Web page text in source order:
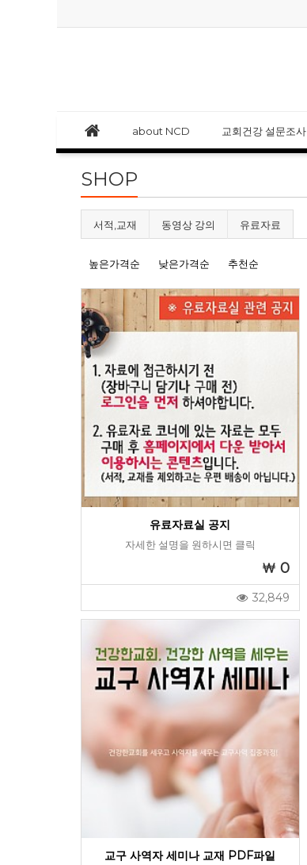
about NCD 교회건강 설문조사
SHOP
서적,교재 동영상 강의 유료자료
높은가격순 낮은가격순 추천순
유료자료실 공지
자세한 설명을 원하시면 클릭
0
32,849
교구 사역자 세미나 교재 PDF파일